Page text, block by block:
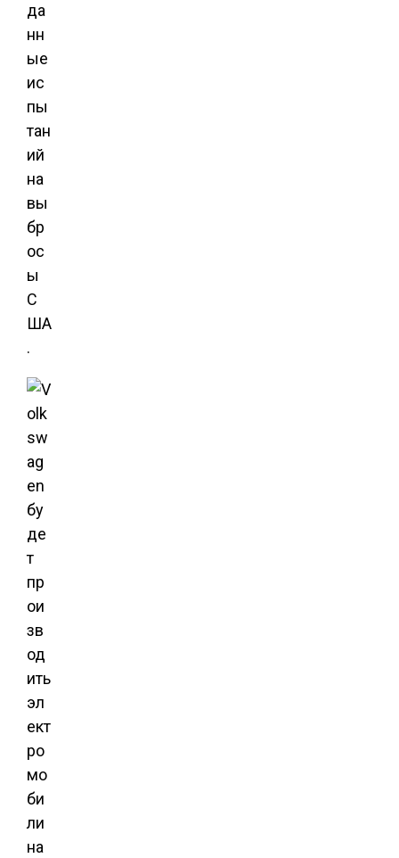
да
нн
ые
ис
пы
тан
ий
на
вы
бр
ос
ы
С
ША
.